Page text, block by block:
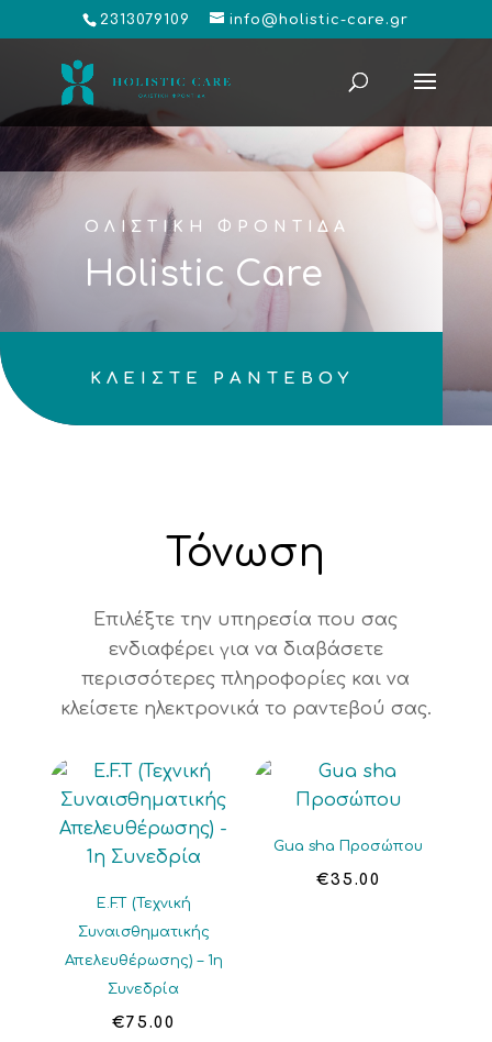
2313079109 info@holistic-care.gr
ΟΛΙΣΤΙΚΗ ΦΡΟΝΤΙΔΑ
Holistic Care
ΚΛΕΙΣΤΕ ΡΑΝΤΕΒΟΥ
Τόνωση
Επιλέξτε την υπηρεσία που σας
ενδιαφέρει για να διαβάσετε
περισσότερες πληροφορίες και να
κλείσετε ηλεκτρονικά το ραντεβού σας.
E.F.T (Τεχνική
Συναισθηματικής
Απελευθέρωσης) – 1η
Συνεδρία
€75.00
Gua sha Προσώπου
€35.00